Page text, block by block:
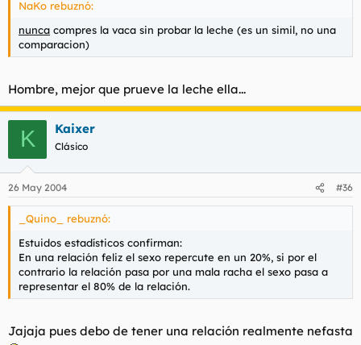
NaKo rebuznó:
nunca compres la vaca sin probar la leche (es un simil, no una
comparacion)
Hombre, mejor que prueve la leche ella...
K Kaixer
Clásico
26 May 2004 #36
_Quino_ rebuznó:
Estuidos estadísticos confirman:
En una relación feliz el sexo repercute en un 20%, si por el
contrario la relación pasa por una mala racha el sexo pasa a
representar el 80% de la relación.
Jajaja pues debo de tener una relación realmente nefasta